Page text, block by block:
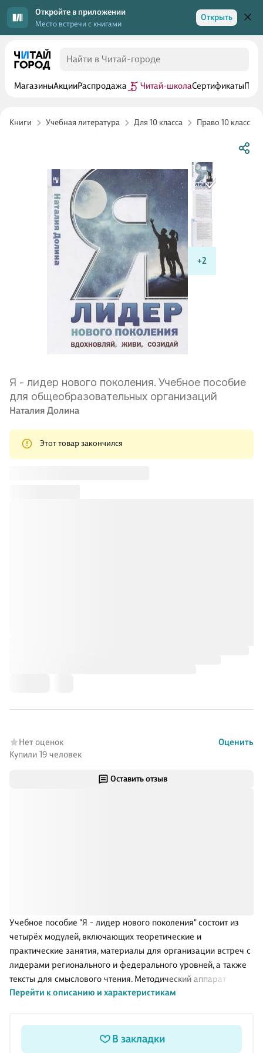
Откройте в приложении
Место встречи с книгами
Открыть
МагазиныАкцииРаспродажа Читай-школаСертификаты
Книги Учебная литература Для 10 класса Право 10 класс
+2
Оставить отзыв
Учебное пособие "Я - лидер нового поколения" состоит из
четырёх модулей, включающих теоретические и
практические занятия, материалы для организации встреч с
лидерами регионального и федерального уровней, а также
тексты для смыслового чтения. Методический аппарат
пособия нацелен на применение современных учебных
мышления и формирование "гибких навыков": умение
ответственно принимать решения, работать в команде,
Перейти к описанию и характеристикам
Я - лидер нового поколения. Учебное пособие
для общеобразовательных организаций
Наталия Долина
Этот товар закончился
Нет оценок
Оценить
Купили 19 человек
В закладки